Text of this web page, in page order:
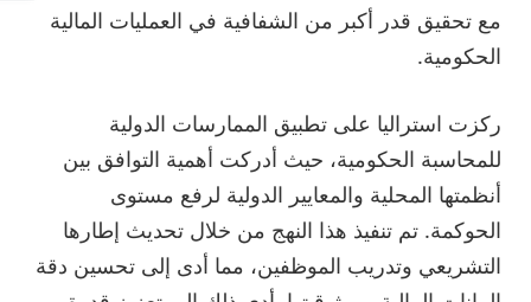
مع تحقيق قدر أكبر من الشفافية في العمليات المالية
الحكومية.
ركزت استراليا على تطبيق الممارسات الدولية
للمحاسبة الحكومية، حيث أدركت أهمية التوافق بين
أنظمتها المحلية والمعايير الدولية لرفع مستوى
الحوكمة. تم تنفيذ هذا النهج من خلال تحديث إطارها
التشريعي وتدريب الموظفين، مما أدى إلى تحسين دقة